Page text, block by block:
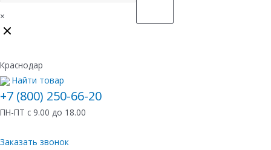
×
Краснодар
Найти товар
+7 (800) 250-66-20
ПН-ПТ с 9.00 до 18.00
Заказать звонок